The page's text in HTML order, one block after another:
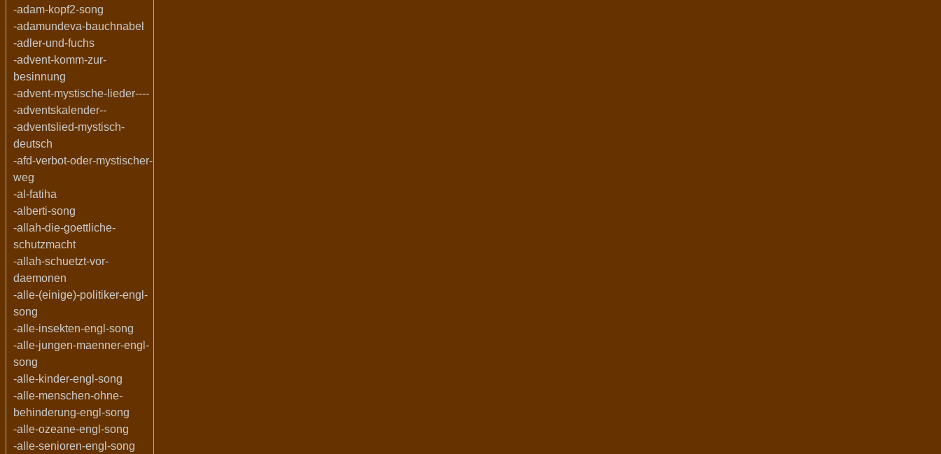
-adam-kopf2-song
-adamundeva-bauchnabel
-adler-und-fuchs
-advent-komm-zur-
besinnung
-advent-mystische-lieder----
-adventskalender--
-adventslied-mystisch-
deutsch
-afd-verbot-oder-mystischer-
weg
-al-fatiha
-alberti-song
-allah-die-goettliche-
schutzmacht
-allah-schuetzt-vor-
daemonen
-alle-(einige)-politiker-engl-
song
-alle-insekten-engl-song
-alle-jungen-maenner-engl-
song
-alle-kinder-engl-song
-alle-menschen-ohne-
behinderung-engl-song
-alle-ozeane-engl-song
-alle-senioren-engl-song